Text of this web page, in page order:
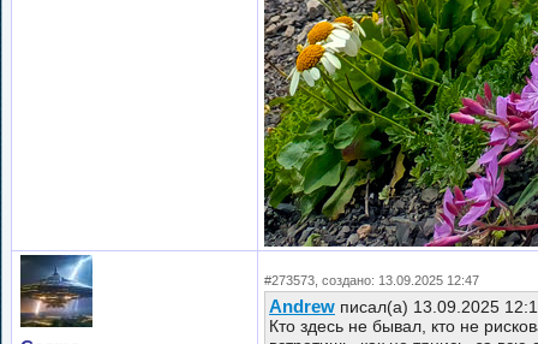
#273573, создано: 13.09.2025 12:47
Andrew писал(а) 13.09.2025
Кто здесь не бывал, кто не